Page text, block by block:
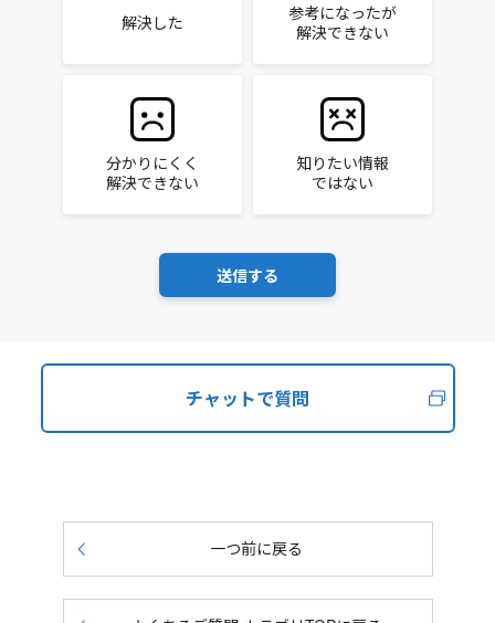
解決した
参考になったが
解決できない
分かりにくく
解決できない
知りたい情報
ではない
チャットで質問
一つ前に戻る